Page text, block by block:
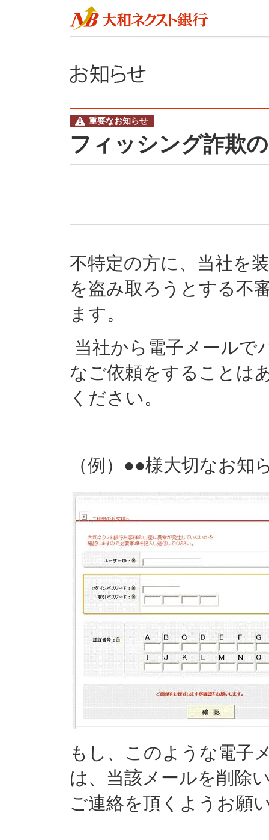
重要なお知らせ
フィッシング詐欺
不特定の方に、当社を
を盗み取ろうとする不
ます。
当社から電子メールで
なご依頼をすることは
ください。
（例）●●様大切なお知
もし、このような電子
は、当該メールを削除
ご連絡を頂くようお願